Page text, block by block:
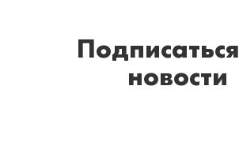
Подписаться
новости